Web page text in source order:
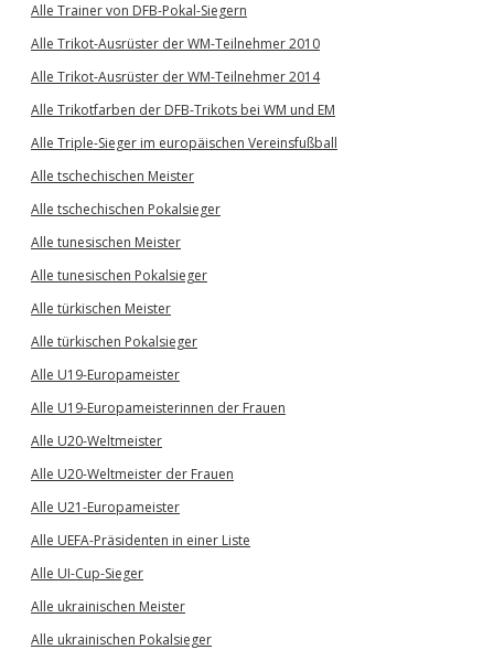
Alle Trainer von DFB-Pokal-Siegern
Alle Trikot-Ausrüster der WM-Teilnehmer 2010
Alle Trikot-Ausrüster der WM-Teilnehmer 2014
Alle Trikotfarben der DFB-Trikots bei WM und EM
Alle Triple-Sieger im europäischen Vereinsfußball
Alle tschechischen Meister
Alle tschechischen Pokalsieger
Alle tunesischen Meister
Alle tunesischen Pokalsieger
Alle türkischen Meister
Alle türkischen Pokalsieger
Alle U19-Europameister
Alle U19-Europameisterinnen der Frauen
Alle U20-Weltmeister
Alle U20-Weltmeister der Frauen
Alle U21-Europameister
Alle UEFA-Präsidenten in einer Liste
Alle UI-Cup-Sieger
Alle ukrainischen Meister
Alle ukrainischen Pokalsieger